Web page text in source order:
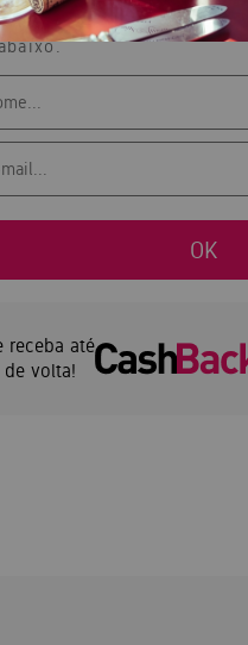
da disponibilidade
receba até
de volta!